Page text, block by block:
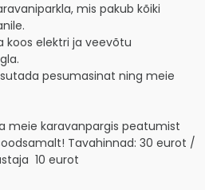
mis pakub kõiki
koos elektri ja veevõtu
pesumasinat ning meie
meie karavanpargis peatumist
Tavahinnad: 30 eurot /
10 eurot